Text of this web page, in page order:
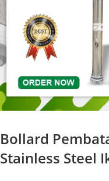
Bollard
Stainless Steel